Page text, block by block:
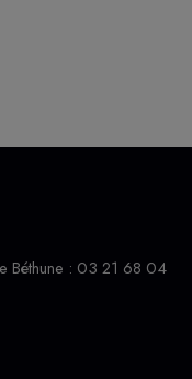
Béthune : 03 21 68 04